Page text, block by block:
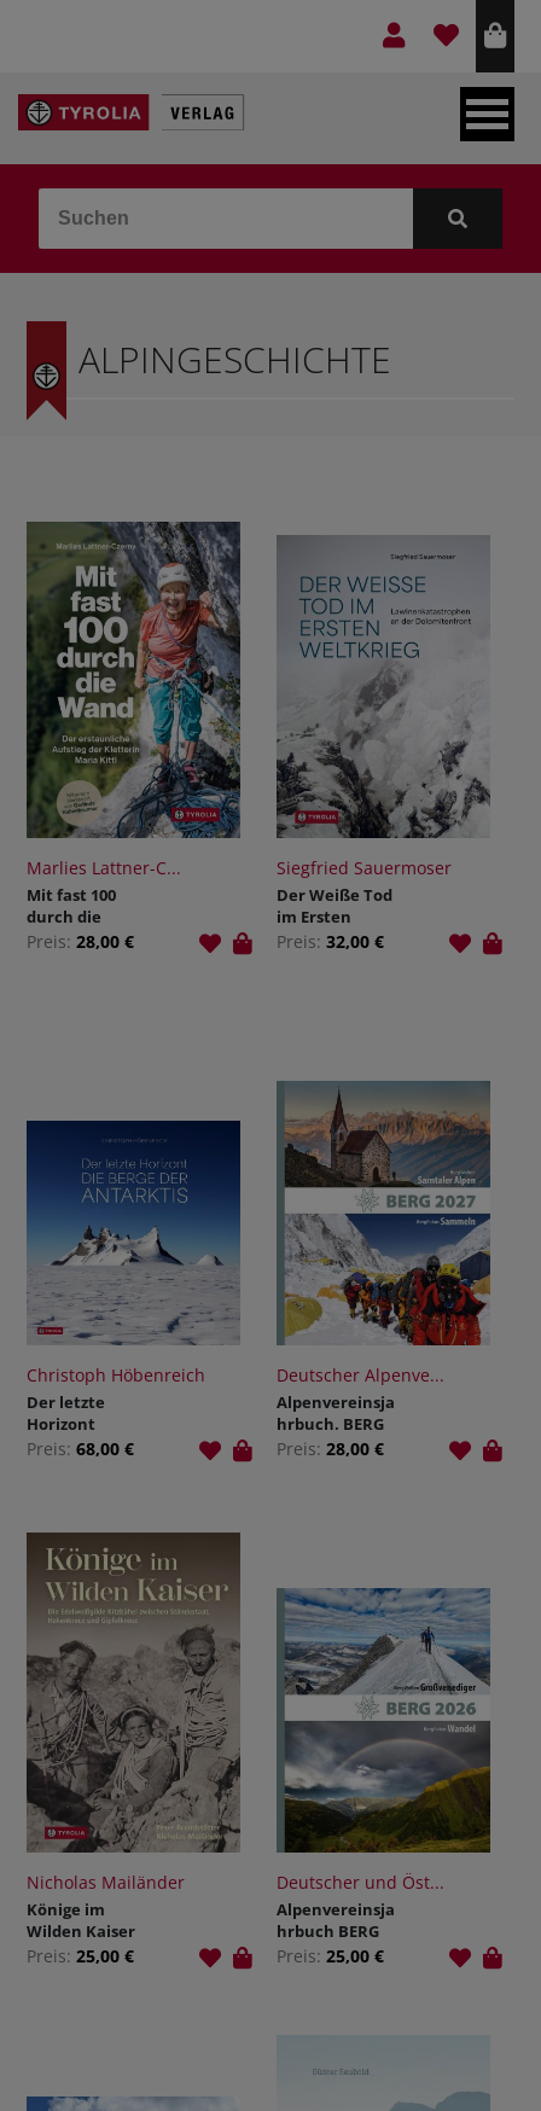
LEBEN & GLAUBE
KOCHEN & GESUNDHEIT
KINDER- & JUGENDBUCH
IDEEN & BEGLEITMATERIAL
ALPINGESCHICHTE
Marlies Lattner-C...
Mit fast 100
durch die
Wand
Preis:28,00 €
Siegfried Sauermoser
Der Weiße Tod
im Ersten
Weltkrieg
Preis: 32,00 €
Christoph Höbenreich
Der letzte
Horizont
Preis:68,00 €
Deutscher Alpenve...
Alpenvereinsja
hrbuch. BERG
2027
Preis: 28,00 €
Nicholas Mailänder
Könige im
Wilden Kaiser
Preis:25,00 €
Deutscher und Öst...
Alpenvereinsja
hrbuch BERG
2026
Preis: 25,00 €